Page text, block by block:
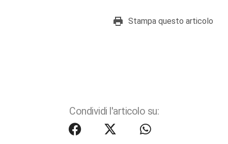
Stampa questo articolo
Condividi l'articolo su: